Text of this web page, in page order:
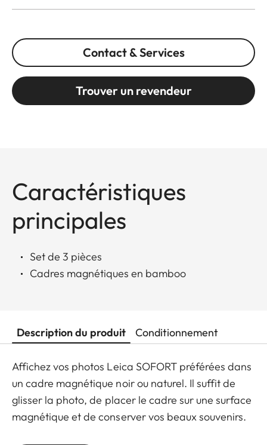
Contact & Services
Trouver un revendeur
Caractéristiques
principales
Set de 3 pièces
Cadres magnétiques en bamboo
Description du produit Conditionnement
Affichez vos photos Leica SOFORT préférées dans
un cadre magnétique noir ou naturel. Il suffit de
glisser la photo, de placer le cadre sur une surface
magnétique et de conserver vos beaux souvenirs.